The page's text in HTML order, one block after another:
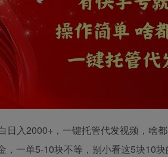
入2000+，一键托管代发视频，啥
一单5-10块不等，别小看这5块10